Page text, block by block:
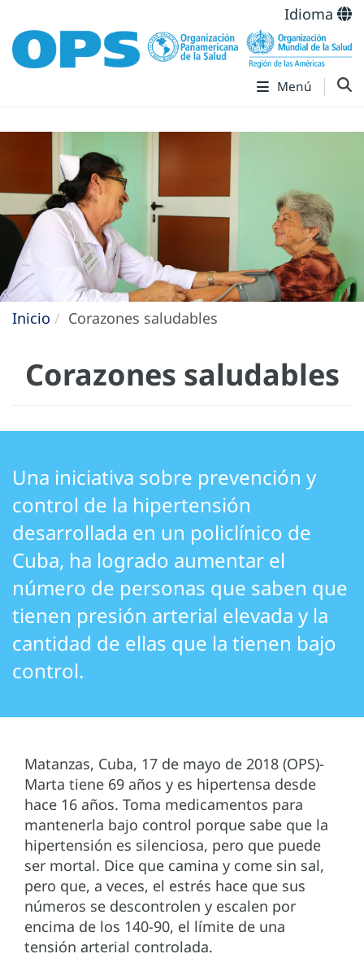
Idioma
Menú
Inicio Corazones saludables
Corazones saludables
Una iniciativa sobre prevención y
control de la hipertensión
desarrollada en un policlínico de
Cuba, ha logrado aumentar el
número de personas que saben que
tienen presión arterial elevada y la
cantidad de ellas que la tienen bajo
control.
Matanzas, Cuba, 17 de mayo de 2018 (OPS)-
Marta tiene 69 años y es hipertensa desde
hace 16 años. Toma medicamentos para
mantenerla bajo control porque sabe que la
hipertensión es silenciosa, pero que puede
ser mortal. Dice que camina y come sin sal,
pero que, a veces, el estrés hace que sus
números se descontrolen y escalen por
encima de los 140-90, el límite de una
tensión arterial controlada.